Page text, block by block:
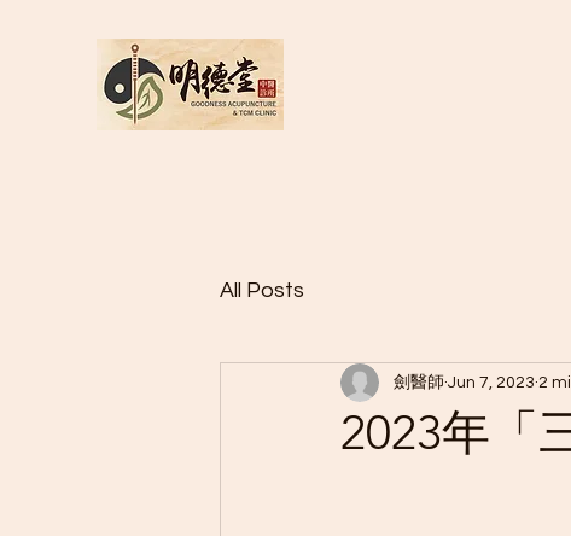
All Posts
2023年「
劍醫師 Jun 7, 2023 2